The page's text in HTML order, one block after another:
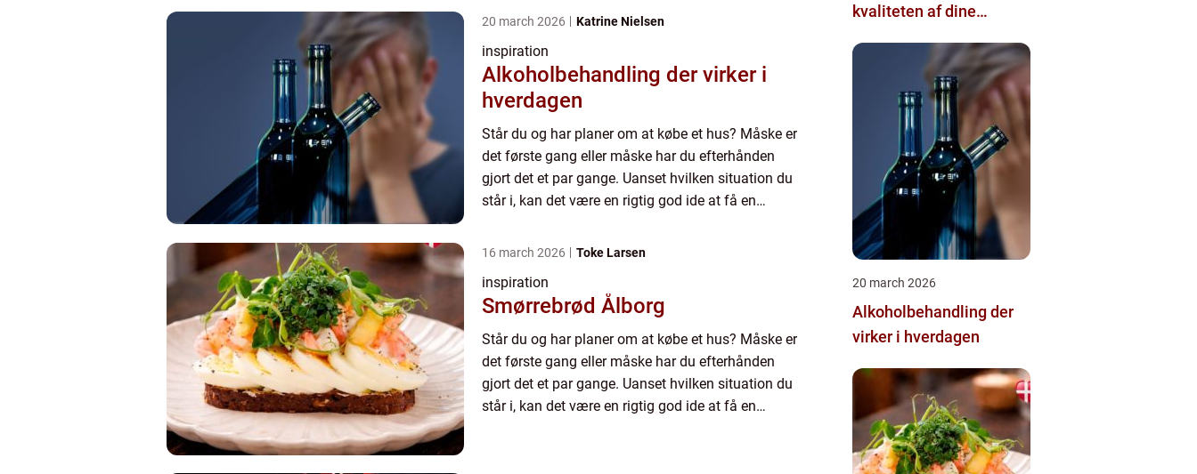
hurtigt ...
20 march 2026 Katrine Nielsen
inspiration
Alkoholbehandling der virker i
hverdagen
Står du og har planer om at købe et hus? Måske er
det første gang eller måske har du efterhånden
gjort det et par gange. Uanset hvilken situation du
står i, kan det være en rigtig god ide at få en
hurtigt ...
16 march 2026 Toke Larsen
inspiration
Smørrebrød Ålborg
Står du og har planer om at købe et hus? Måske er
det første gang eller måske har du efterhånden
gjort det et par gange. Uanset hvilken situation du
står i, kan det være en rigtig god ide at få en
kvaliteten af dine
20 march 2026
Alkoholbehandling der
virker i hverdagen